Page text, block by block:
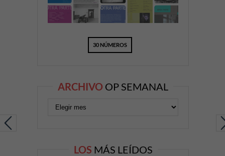
30 NÚMEROS
ARCHIVO OP SEMANAL
LOS MÁS LEÍDOS